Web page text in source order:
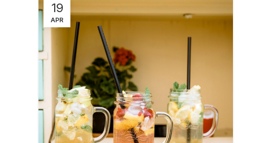
19
APR